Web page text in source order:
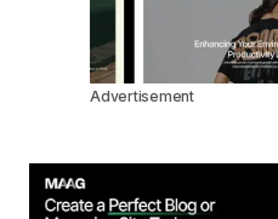
Advertisement